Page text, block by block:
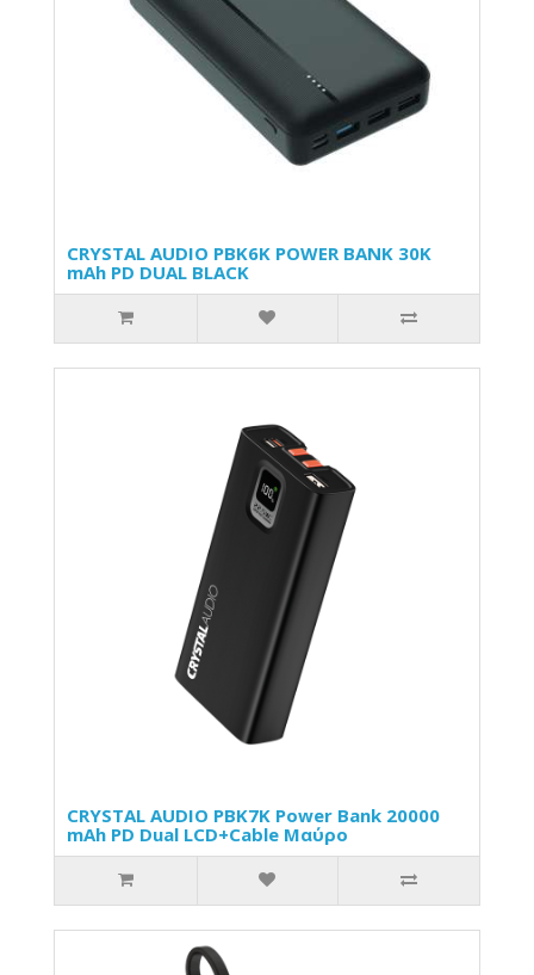
CRYSTAL AUDIO PBK6K POWER BANK 30K
mAh PD DUAL BLACK
CRYSTAL AUDIO PBK7K Power Bank 20000
mAh PD Dual LCD+Cable Μαύρο